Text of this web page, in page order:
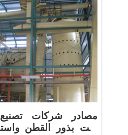
مصادر شركات
زيت بذور القطن